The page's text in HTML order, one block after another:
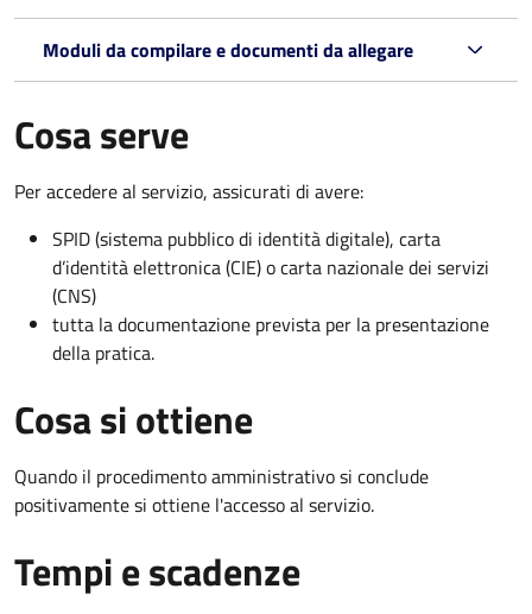
Moduli da compilare e documenti da allegare
Cosa serve
Per accedere al servizio, assicurati di avere:
SPID (sistema pubblico di identità digitale), carta
d’identità elettronica (CIE) o carta nazionale dei servizi
(CNS)
tutta la documentazione prevista per la presentazione
della pratica.
Cosa si ottiene
Quando il procedimento amministrativo si conclude
positivamente si ottiene l'accesso al servizio.
Tempi e scadenze